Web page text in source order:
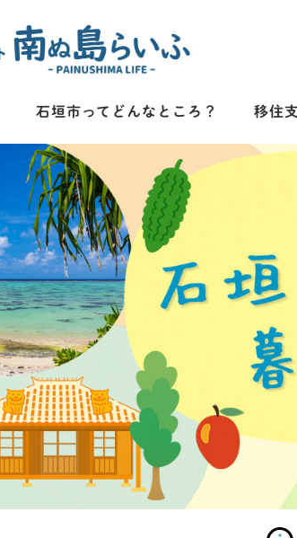
石垣市ってどんなところ？ 移住